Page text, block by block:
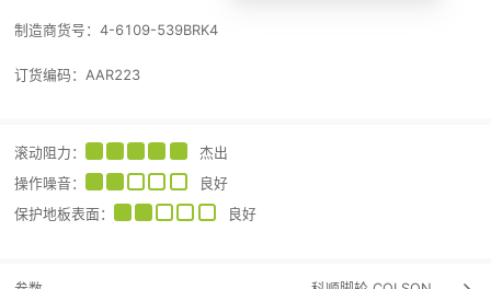
制造商货号： 4-6109-539BRK4
订货编码： AAR223
滚动阻力 ：
杰出
操作噪音 ：
良好
保护地板表面 ： 良好